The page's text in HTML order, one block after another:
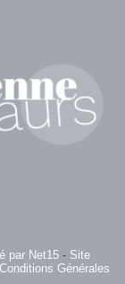
par Net15 - Site
Conditions Générales